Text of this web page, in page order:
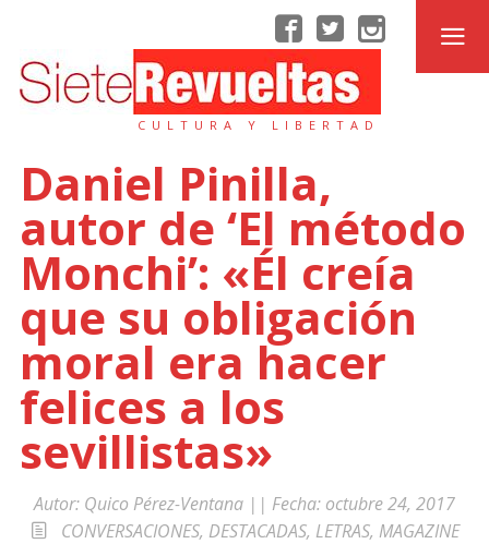
CULTURA Y LIBERTAD
Daniel Pinilla,
autor de ‘El método
Monchi’: «Él creía
que su obligación
moral era hacer
felices a los
sevillistas»
Autor: Quico Pérez-Ventana || Fecha: octubre 24, 2017
CONVERSACIONES, DESTACADAS, LETRAS, MAGAZINE